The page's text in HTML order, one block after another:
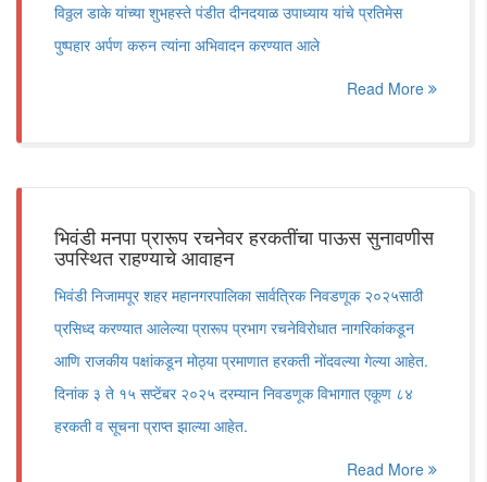
विठ्ठल डाके यांच्या शुभहस्ते पंडीत दीनदयाळ उपाध्याय यांचे प्रतिमेस
पुष्पहार अर्पण करुन त्यांना अभिवादन करण्यात आले
Read More
भिवंडी मनपा प्रारूप रचनेवर हरकतींचा पाऊस सुनावणीस
उपस्थित राहण्याचे आवाहन
भिवंडी निजामपूर शहर महानगरपालिका सार्वत्रिक निवडणूक २०२५साठी
प्रसिध्द करण्यात आलेल्या प्रारूप प्रभाग रचनेविरोधात नागरिकांकडून
आणि राजकीय पक्षांकडून मोठ्या प्रमाणात हरकती नोंदवल्या गेल्या आहेत.
दिनांक ३ ते १५ सप्टेंबर २०२५ दरम्यान निवडणूक विभागात एकूण ८४
हरकती व सूचना प्राप्त झाल्या आहेत.
Read More